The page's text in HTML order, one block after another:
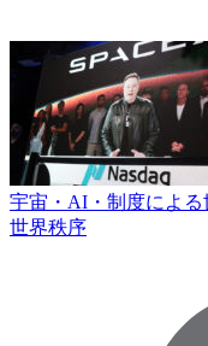
宇宙・AI・制度によ
世界秩序